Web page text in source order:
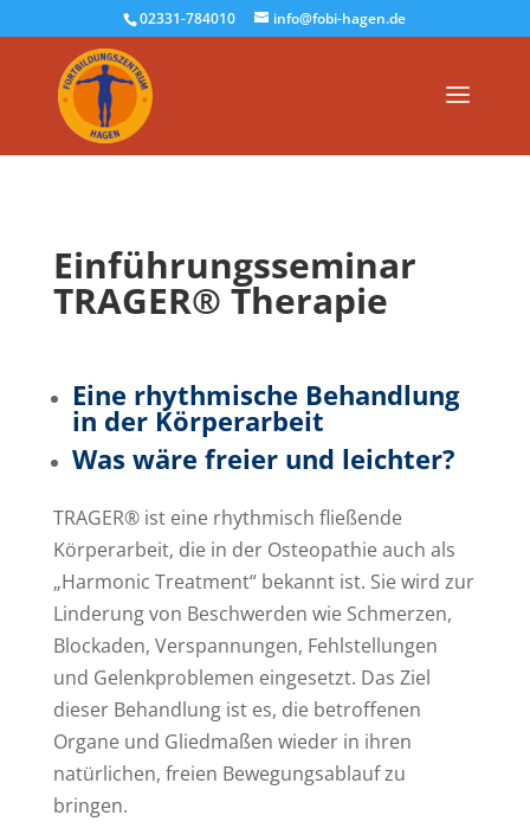
02331-784010 info@fobi-hagen.de
Einführungsseminar
TRAGER® Therapie
Eine rhythmische Behandlung
in der Körperarbeit
Was wäre freier und leichter?
TRAGER® ist eine rhythmisch fließende
Körperarbeit, die in der Osteopathie auch als
„Harmonic Treatment“ bekannt ist. Sie wird zur
Linderung von Beschwerden wie Schmerzen,
Blockaden, Verspannungen, Fehlstellungen
und Gelenkproblemen eingesetzt. Das Ziel
dieser Behandlung ist es, die betroffenen
Organe und Gliedmaßen wieder in ihren
natürlichen, freien Bewegungsablauf zu
bringen.